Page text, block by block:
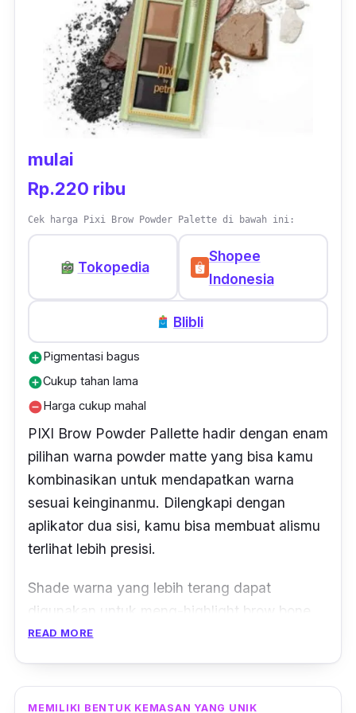
mulai
Rp.220 ribu
Cek harga Pixi Brow Powder Palette di bawah ini:
Tokopedia
Shopee
Indonesia
Blibli
add_circlePigmentasi bagus
add_circleCukup tahan lama
remove_circleHarga cukup mahal
PIXI Brow Powder Pallette hadir dengan enam
pilihan warna powder matte yang bisa kamu
kombinasikan untuk mendapatkan warna
sesuai keinginanmu. Dilengkapi dengan
aplikator dua sisi, kamu bisa membuat alismu
terlihat lebih presisi.
Shade warna yang lebih terang dapat
digunakan untuk meng- highlight brow bone
mu. Hasilkan tulang alis yang tinggi dan alis
READ MORE
MEMILIKI BENTUK KEMASAN YANG UNIK